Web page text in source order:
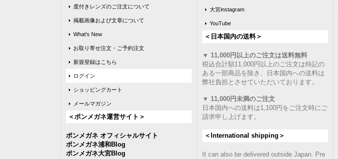
度付きレンズのご注文について
掲載画像および文章について
What's New
お取り寄せ注文・ご予約注文
新規登録はこちら
ログイン
ショッピングカート
メールマガジン
＜ポンメガネ運営サイト＞
ポンメガネ オフィシャルサイト
ポンメガネ浦和Blog
ポンメガネ大宮Blog
大宮instagram
YouTube
＜日本国内の送料＞
▼ 11,000円以上のご注文は送料無料
税込合計額11,000円以上のご注文は特記の
ある一部商品を除き、日本国内への送料は
弊社負担とさせていただいております。
▼ 11,000円未満のご注文
日本国内への送料は1,100円をご注文時にご
請求申し上げます。
＜International shipping＞
It can also be delivered outside Japan. Pre